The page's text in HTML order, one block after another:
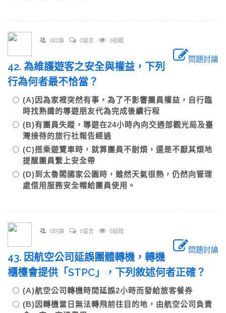
0討論 0留言 0追蹤
問題討論
42. 為維護遊客之安全與權益，下列
行為何者最不恰當？
(A)因為家裡突然有事，為了不影響團員權益，自行臨
時找熟識的導遊朋友代為完成後續行程
(B)有團員失蹤，導遊在24小時內向交通部觀光局及臺
灣接待的旅行社報告經過
(C)搭乘遊覽車時，就算團員不耐煩，還是不厭其煩地
提醒團員繫上安全帶
(D)到太魯閣國家公園時，雖然天氣很熱，仍然向管理
處借用服務安全帽給團員使用。
0討論 0留言 0追蹤
問題討論
43. 因航空公司延誤團體轉機，轉機
櫃檯會提供「STPC」，下列敘述何者正確？
(A)航空公司轉機時間延誤2小時而發給旅客餐券
(B)因轉機當日無法轉飛前往目的地，由航空公司負責